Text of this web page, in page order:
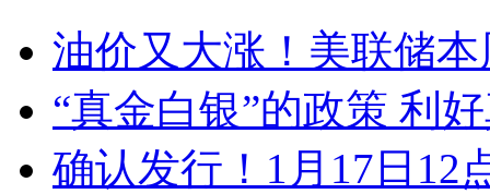
油价又大涨！美联储
“真金白银”的政策 利
确认发行！1月17日12